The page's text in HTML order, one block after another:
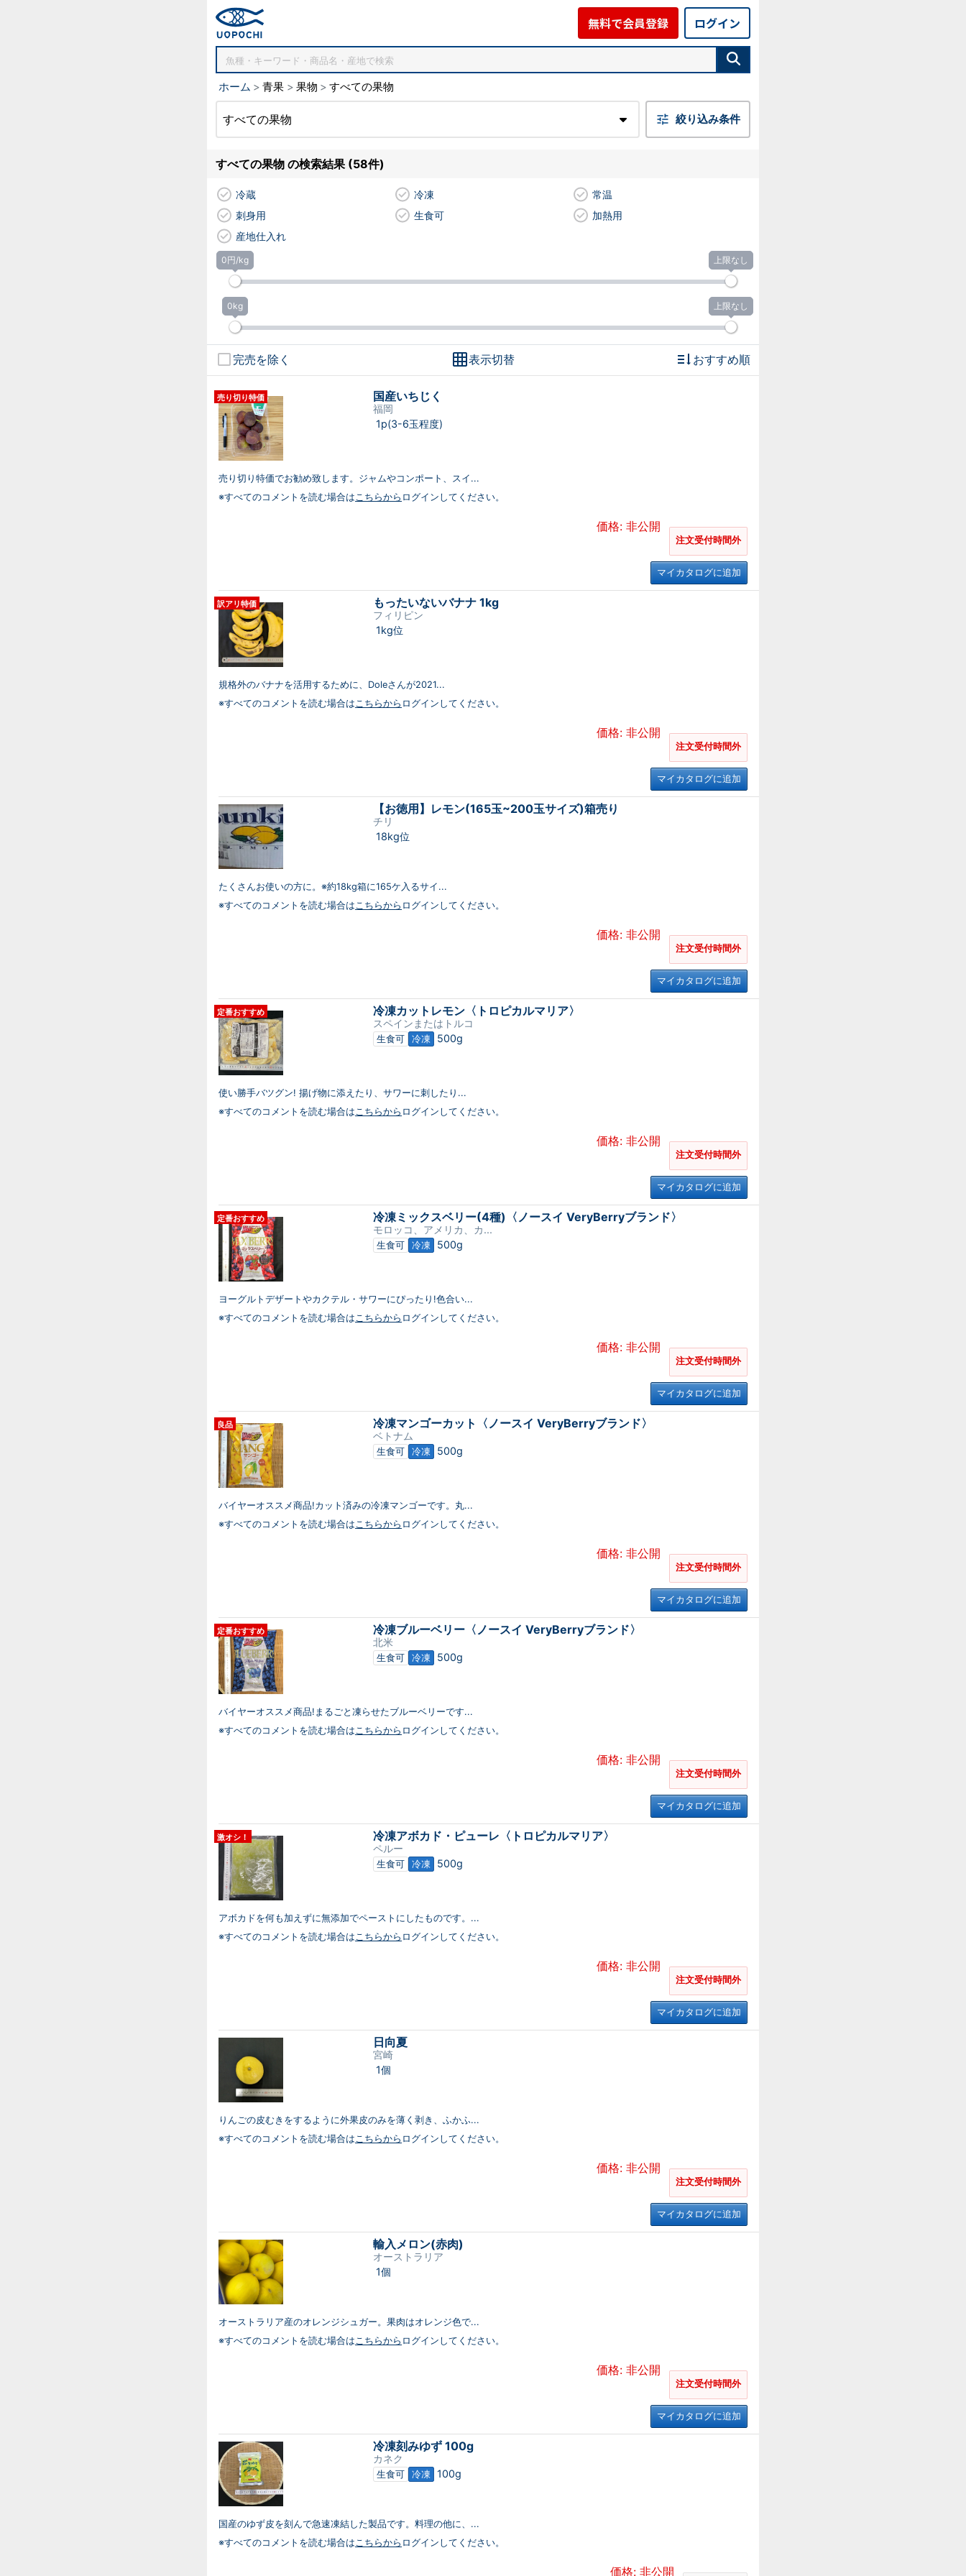
無料で会員登録 ログイン
ホーム 青果 果物 すべての果物
すべての果物 絞り込み条件
すべての果物 の検索結果 (58件)
冷蔵 冷凍
常温
刺身用
生食可
加熱用
産地仕入れ
0円/kg 上限なし
0kg 上限なし
完売を除く 表示切替 おすすめ順
売り切り特価 国産いちじく
福岡
1p(3-6玉程度)
売り切り特価でお勧め致します。ジャムやコンポート、スイ...
※すべてのコメントを読む場合はこちらから ログインしてください。
価格: 非公開
注文受付時間外
マイカタログに追加
訳アリ特価 もったいないバナナ 1kg
フィリピン
1kg位
規格外のバナナを活用するために、Doleさんが2021...
※すべてのコメントを読む場合はこちらから ログインしてください。
価格: 非公開
注文受付時間外
マイカタログに追加
【お徳用】レモン(165玉~200玉サイズ)箱売り
チリ
18kg位
たくさんお使いの方に。※約18kg箱に165ケ入るサイ...
※すべてのコメントを読む場合はこちらから ログインしてください。
価格: 非公開
注文受付時間外
マイカタログに追加
定番おすすめ 冷凍カットレモン〈トロピカルマリア〉
スペインまたはトルコ
生食可 冷凍 500g
使い勝手バツグン! 揚げ物に添えたり、サワーに刺したり...
※すべてのコメントを読む場合はこちらから ログインしてください。
価格: 非公開
注文受付時間外
マイカタログに追加
定番おすすめ 冷凍ミックスベリー(4種)〈ノースイ VeryBerryブランド〉
モロッコ、アメリカ、カ...
生食可 冷凍 500g
ヨーグルトデザートやカクテル・サワーにぴったり!色合い...
※すべてのコメントを読む場合はこちらから ログインしてください。
価格: 非公開
注文受付時間外
マイカタログに追加
良品 冷凍マンゴーカット〈ノースイ VeryBerryブランド〉
ベトナム
生食可 冷凍 500g
バイヤーオススメ商品!カット済みの冷凍マンゴーです。丸...
※すべてのコメントを読む場合はこちらから ログインしてください。
価格: 非公開
注文受付時間外
マイカタログに追加
定番おすすめ 冷凍ブルーベリー〈ノースイ VeryBerryブランド〉
北米
生食可 冷凍 500g
バイヤーオススメ商品!まるごと凍らせたブルーベリーです...
※すべてのコメントを読む場合はこちらから ログインしてください。
価格: 非公開
注文受付時間外
マイカタログに追加
激オシ！ 冷凍アボカド・ピューレ〈トロピカルマリア〉
ペルー
生食可 冷凍 500g
アボカドを何も加えずに無添加でペーストにしたものです。...
※すべてのコメントを読む場合はこちらから ログインしてください。
価格: 非公開
注文受付時間外
マイカタログに追加
日向夏
宮崎
1個
りんごの皮むきをするように外果皮のみを薄く剥き、ふかふ...
※すべてのコメントを読む場合はこちらから ログインしてください。
価格: 非公開
注文受付時間外
マイカタログに追加
輸入メロン(赤肉)
オーストラリア
1個
オーストラリア産のオレンジシュガー。果肉はオレンジ色で...
※すべてのコメントを読む場合はこちらから ログインしてください。
価格: 非公開
注文受付時間外
マイカタログに追加
冷凍刻みゆず 100g
カネク
生食可 冷凍 100g
国産のゆず皮を刻んで急速凍結した製品です。料理の他に、...
※すべてのコメントを読む場合はこちらから ログインしてください。
価格: 非公開